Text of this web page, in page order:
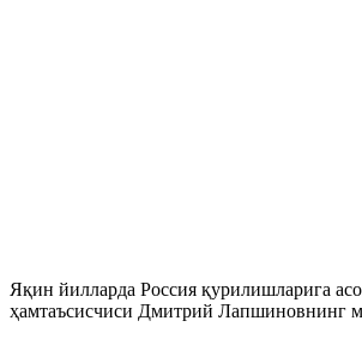
Яқин йилларда Россия қурилишларига
ҳамтаъсисчиси Дмитрий Лапшиновнинг